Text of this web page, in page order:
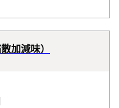
加減味）